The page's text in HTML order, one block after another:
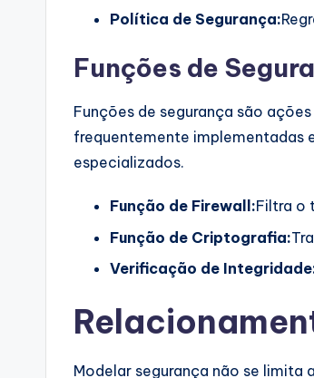
Política de Segurança:
Funções de
Funções de segurança são
frequentemente implementadas
especializados.
Função de Firewall:Filtra o
Função de Criptografia:
Verificação de
Modelar segurança não se